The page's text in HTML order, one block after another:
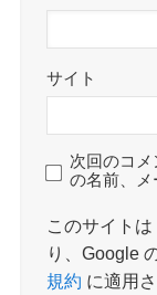
サイト
次回のコ
の名前、メ
このサイト
り、Google
規約 に適用